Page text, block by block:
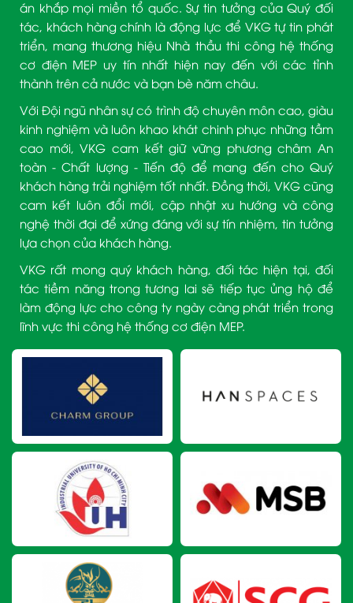
án khắp mọi miền tổ quốc. Sự tin tưởng của Quý đối
tác, khách hàng chính là động lực để VKG tự tin phát
triển, mang thương hiệu Nhà thầu thi công hệ thống
cơ điện MEP uy tín nhất hiện nay đến với các tỉnh
thành trên cả nước và bạn bè năm châu.
Với Đội ngũ nhân sự có trình độ chuyên môn cao, giàu
kinh nghiệm và luôn khao khát chinh phục những tầm
cao mới, VKG cam kết giữ vững phương châm An
toàn - Chất lượng - Tiến độ để mang đến cho Quý
khách hàng trải nghiệm tốt nhất. Đồng thời, VKG cũng
cam kết luôn đổi mới, cập nhật xu hướng và công
nghệ thời đại để xứng đáng với sự tín nhiệm, tin tưởng
lựa chọn của khách hàng.
VKG rất mong quý khách hàng, đối tác hiện tại, đối
tác tiềm năng trong tương lai sẽ tiếp tục ủng hộ để
làm động lực cho công ty ngày càng phát triển trong
lĩnh vực thi công hệ thống cơ điện MEP.